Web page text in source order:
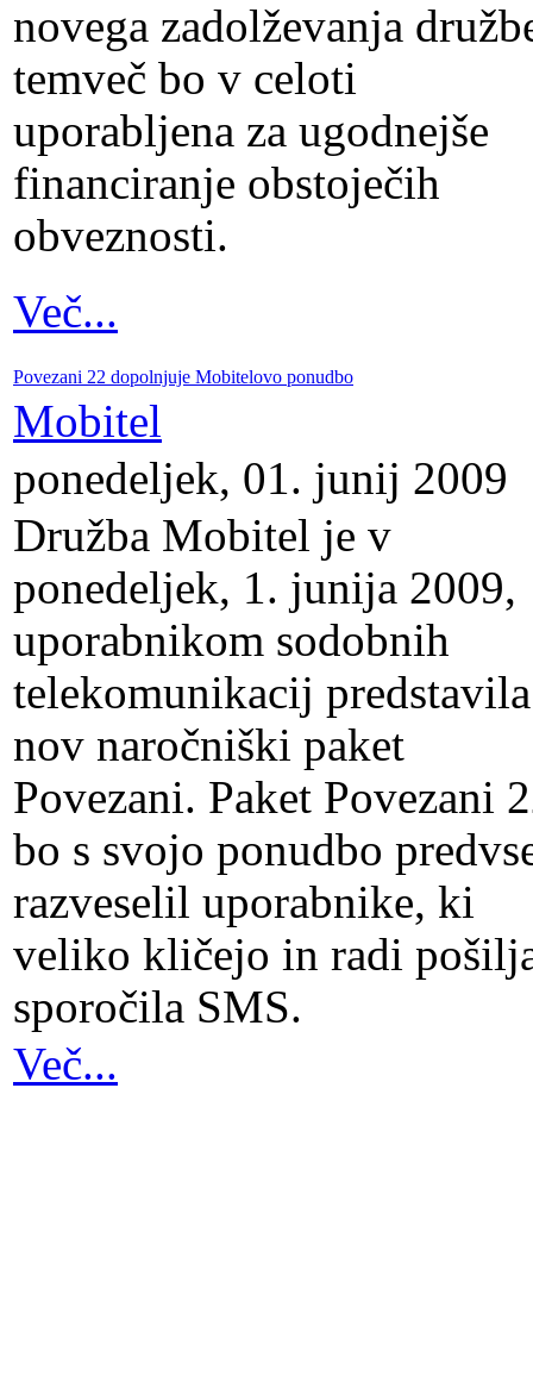
novega zadolževanja
temveč bo v celoti
uporabljena za ugodnejše
financiranje obstoječih
obveznosti.
Več...
Povezani 22 dopolnjuje Mobitelovo ponudbo
Mobitel
ponedeljek, 01. junij 2009
Družba Mobitel je v
ponedeljek, 1. junija 2009,
uporabnikom sodobnih
telekomunikacij predstavila
nov naročniški paket
Povezani. Paket Povezani
bo s svojo ponudbo
razveselil uporabnike, ki
veliko kličejo in radi
sporočila SMS.
Več...